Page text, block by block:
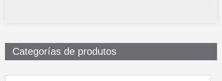
Categorías de produtos